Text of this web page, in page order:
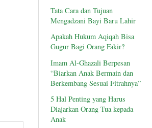
Tata Cara dan Tujuan
Mengadzani Bayi Baru Lahir
Apakah Hukum Aqiqah Bisa
Gugur Bagi Orang Fakir?
Imam Al-Ghazali Berpesan
“Biarkan Anak Bermain dan
Berkembang Sesuai Fitrahnya”
5 Hal Penting yang Harus
Diajarkan Orang Tua kepada
Anak